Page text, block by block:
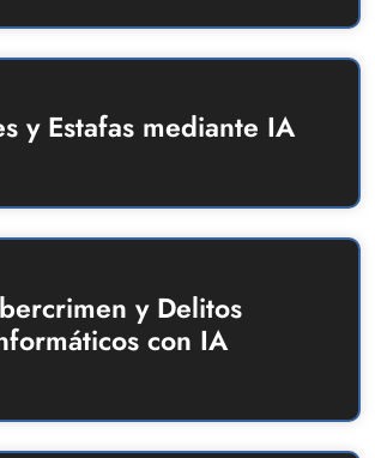
y Estafas mediante IA
y Delitos
con IA